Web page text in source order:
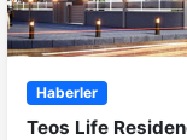
Haberler
Teos Life